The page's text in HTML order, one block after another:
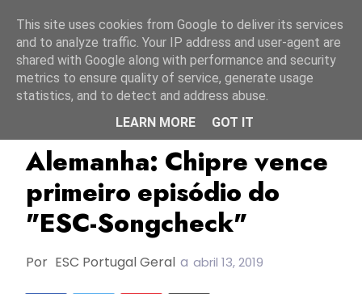
Alemanha Chipre ESC-Songcheck
Alemanha: Chipre vence
primeiro episódio do
"ESC-Songcheck"
Por ESC Portugal Geral a abril 13, 2019
This site uses cookies from Google to deliver its services
and to analyze traffic. Your IP address and user-agent are
shared with Google along with performance and security
metrics to ensure quality of service, generate usage
statistics, and to detect and address abuse.
LEARN MORE
GOT IT